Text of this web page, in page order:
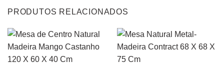
PRODUTOS RELACIONADOS